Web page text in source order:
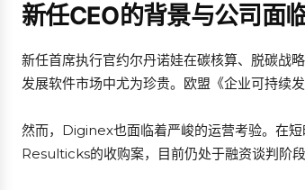
新任CEO的背景与公司面
新任首席执行官约尔丹诺娃在碳核算、脱碳战
发展软件市场中尤为珍贵。欧盟《企业可持续
然而，Diginex也面临着严峻的运营考验。在
Resulticks的收购案，目前仍处于融资谈判阶